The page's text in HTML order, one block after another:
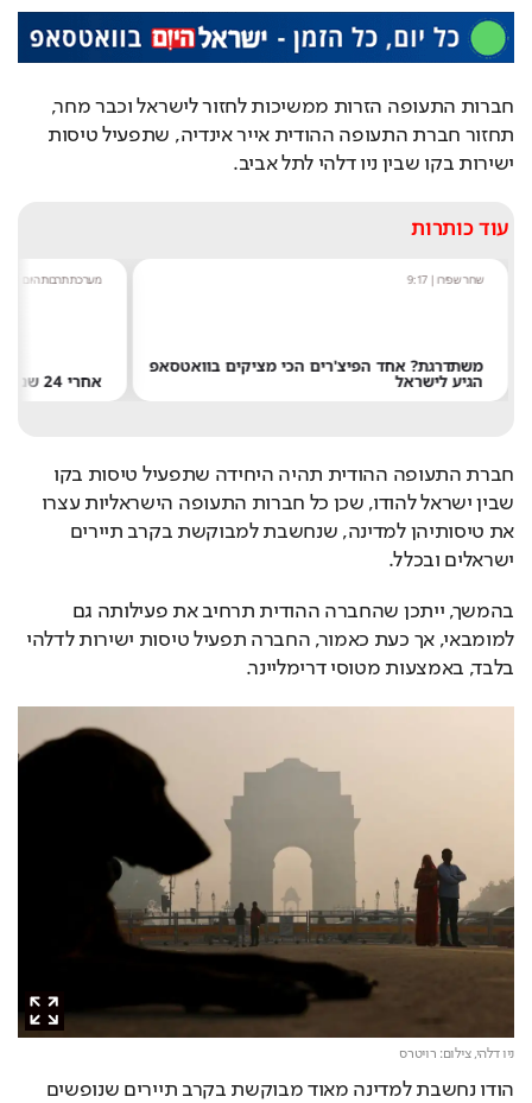
ישירות בקו שבין ניו דלהי לתל אביב.
עוד כותרות
9:17
אחד הפיצ'רים הכי מציקים בוואטסאפ
לישראל
מערכת תרבות היום|
8:54
ישראלים ובכלל.
בלבד, באמצעות מטוסי דרימליינר.
ניו דלהי,צילום: רויטרס